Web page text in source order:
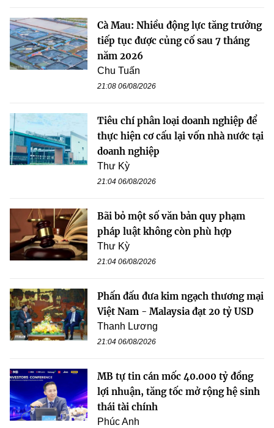
Cà Mau: Nhiều động lực tăng trưởng
tiếp tục được củng cố sau 7 tháng
năm 2026
Chu Tuấn
21:08 06/08/2026
Tiêu chí phân loại doanh nghiệp để
thực hiện cơ cấu lại vốn nhà nước tại
doanh nghiệp
Thư Kỳ
21:04 06/08/2026
Bãi bỏ một số văn bản quy phạm
pháp luật không còn phù hợp
Thư Kỳ
21:04 06/08/2026
Phấn đấu đưa kim ngạch thương mại
Việt Nam - Malaysia đạt 20 tỷ USD
Thanh Lương
21:04 06/08/2026
MB tự tin cán mốc 40.000 tỷ đồng
lợi nhuận, tăng tốc mở rộng hệ sinh
thái tài chính
Phúc Anh